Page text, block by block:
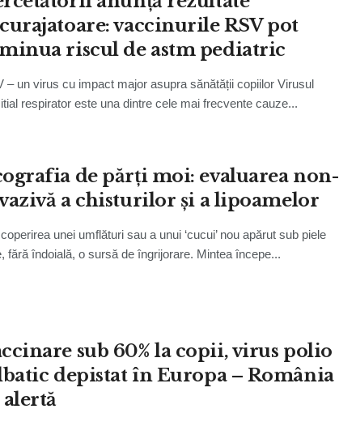
vaccinurile RSV pot
riscul de astm pediatric
– un virus cu impact major asupra sănătății copiilor Virusul
respirator este una dintre cele mai frecvente cauze...
de părți moi: evaluarea non-
a chisturilor și a lipoamelor
unei umflături sau a unui ‘cucui’ nou apărut sub piele
fără îndoială, o sursă de îngrijorare. Mintea începe...
sub 60% la copii, virus polio
depistat în Europa – România